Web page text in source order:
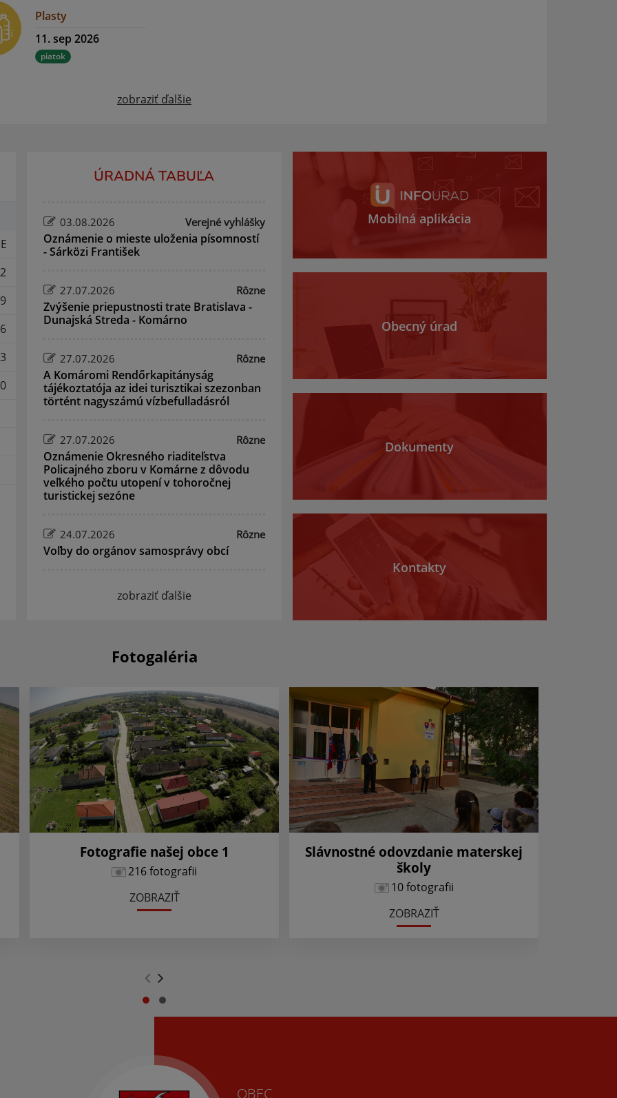
Plasty
11. sep 2026
piatok
zobraziť ďalšie
ÚRADNÁ TABUĽA
03.08.2026 Verejné vyhlášky
Oznámenie o mieste uloženia písomností
- Sárközi František
27.07.2026 Rôzne
Zvýšenie priepustnosti trate Bratislava -
Dunajská Streda - Komárno
27.07.2026 Rôzne
A Komáromi Rendőrkapitányság
tájékoztatója az idei turisztikai szezonban
történt nagyszámú vízbefulladásról
27.07.2026 Rôzne
Oznámenie Okresného riaditeľstva
Policajného zboru v Komárne z dôvodu
veľkého počtu utopení v tohoročnej
turistickej sezóne
24.07.2026 Rôzne
Voľby do orgánov samosprávy obcí
zobraziť ďalšie
Mobilná aplikácia
Obecný úrad
Dokumenty
Kontakty
Fotogaléria
Fotografie našej obce 1
216 fotografii
ZOBRAZIŤ
Slávnostné odovzdanie materskej
školy
10 fotografii
ZOBRAZIŤ
OBEC